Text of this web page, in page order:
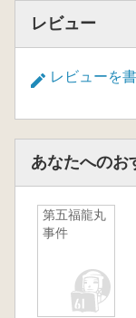
レビュー
レビューを書
あなたへのお
第五福龍丸
事件